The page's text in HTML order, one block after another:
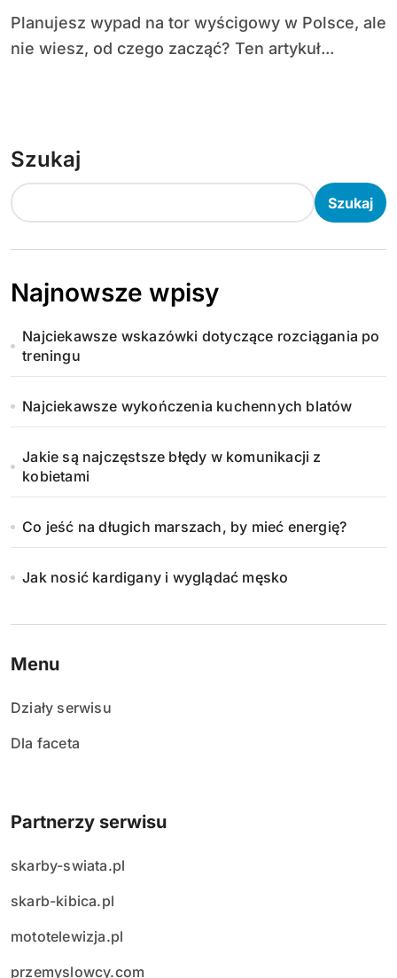
Planujesz wypad na tor wyścigowy w Polsce, ale
nie wiesz, od czego zacząć? Ten artykuł...
Szukaj
Szukaj
Najnowsze wpisy
Najciekawsze wskazówki dotyczące rozciągania po
treningu
Najciekawsze wykończenia kuchennych blatów
Jakie są najczęstsze błędy w komunikacji z
kobietami
Co jeść na długich marszach, by mieć energię?
Jak nosić kardigany i wyglądać męsko
Menu
Działy serwisu
Dla faceta
Partnerzy serwisu
skarby-swiata.pl
skarb-kibica.pl
mototelewizja.pl
przemyslowcy.com